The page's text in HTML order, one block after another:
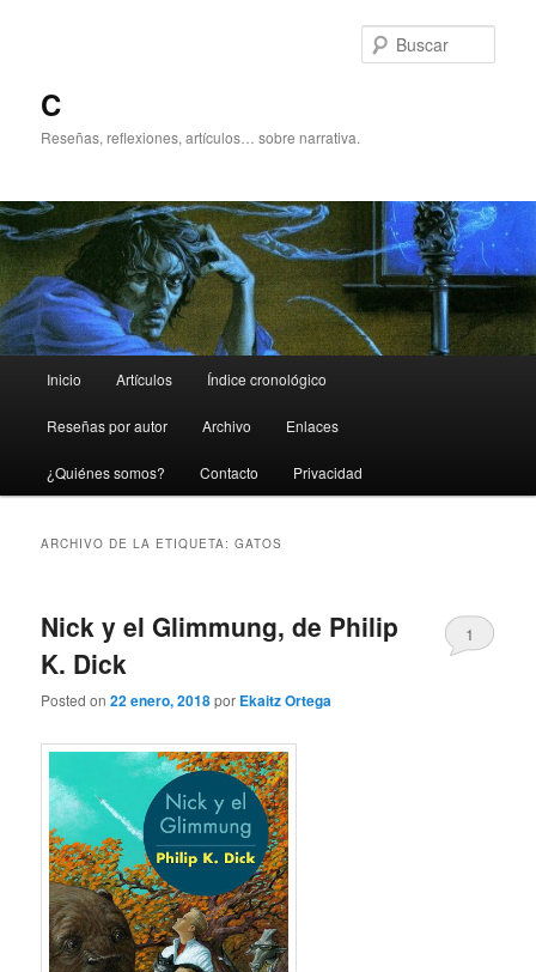
C
Reseñas, reflexiones, artículos… sobre narrativa.
principal
Inicio Artículos Índice cronológico
Reseñas por autor Archivo Enlaces
¿Quiénes somos? Contacto Privacidad
ARCHIVO DE LA ETIQUETA:GATOS
Nick y el Glimmung, de Philip
K. Dick
Posted on22 enero, 2018por Ekaitz Ortega
1